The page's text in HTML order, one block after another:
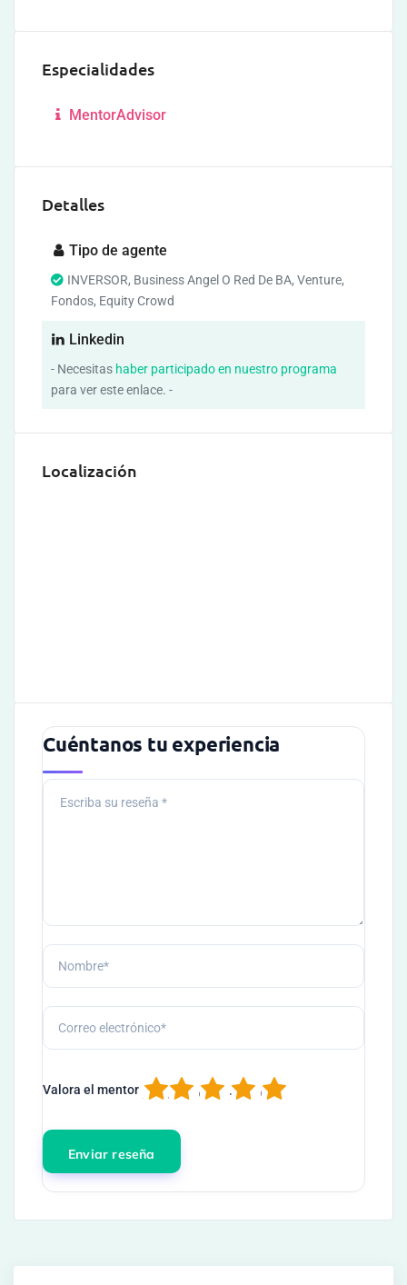
Especialidades
MentorAdvisor
Detalles
Tipo de agente
INVERSOR, Business Angel O Red De BA, Venture,
Fondos, Equity Crowd
Linkedin
- Necesitas haber participado en nuestro programa
para ver este enlace. -
Localización
Cuéntanos tu experiencia
Valora el mentor 5
4
3
2
1